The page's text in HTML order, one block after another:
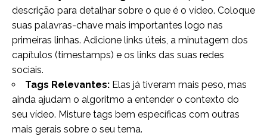
descrição para detalhar sobre o que é o vídeo. Coloque
suas palavras-chave mais importantes logo nas
primeiras linhas. Adicione links úteis, a minutagem dos
capítulos (timestamps) e os links das suas redes
sociais.
Tags Relevantes: Elas já tiveram mais peso, mas
ainda ajudam o algoritmo a entender o contexto do
seu vídeo. Misture tags bem específicas com outras
mais gerais sobre o seu tema.